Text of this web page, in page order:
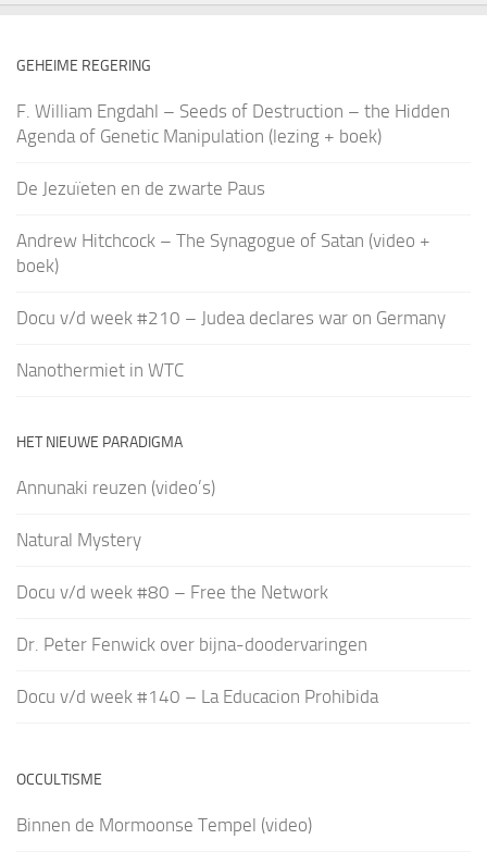
GEHEIME REGERING
F. William Engdahl – Seeds of Destruction – the Hidden
Agenda of Genetic Manipulation (lezing + boek)
De Jezuïeten en de zwarte Paus
Andrew Hitchcock – The Synagogue of Satan (video +
boek)
Docu v/d week #210 – Judea declares war on Germany
Nanothermiet in WTC
HET NIEUWE PARADIGMA
Annunaki reuzen (video’s)
Natural Mystery
Docu v/d week #80 – Free the Network
Dr. Peter Fenwick over bijna-doodervaringen
Docu v/d week #140 – La Educacion Prohibida
OCCULTISME
Binnen de Mormoonse Tempel (video)